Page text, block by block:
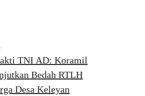
TNI AD: Koramil
Bedah RTLH
Desa Keleyan